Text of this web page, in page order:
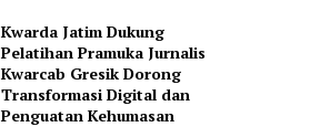
Kwarda Jatim Dukung
Pelatihan Pramuka Jurnalis
Kwarcab Gresik Dorong
Transformasi Digital dan
Penguatan Kehumasan